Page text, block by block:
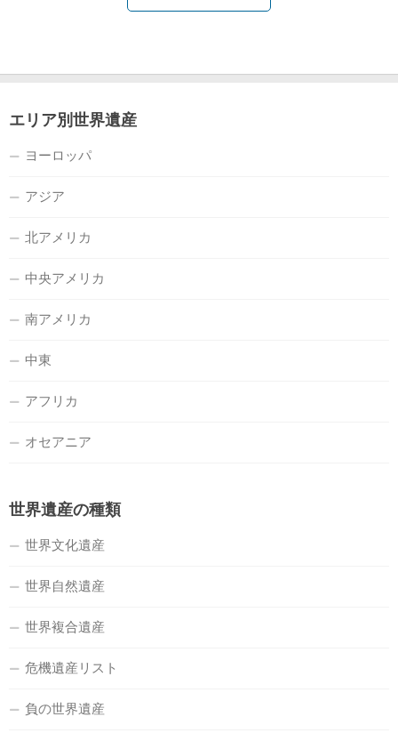
エリア別世界遺産
ヨーロッパ
アジア
北アメリカ
中央アメリカ
南アメリカ
中東
アフリカ
オセアニア
世界遺産の種類
世界文化遺産
世界自然遺産
世界複合遺産
危機遺産リスト
負の世界遺産